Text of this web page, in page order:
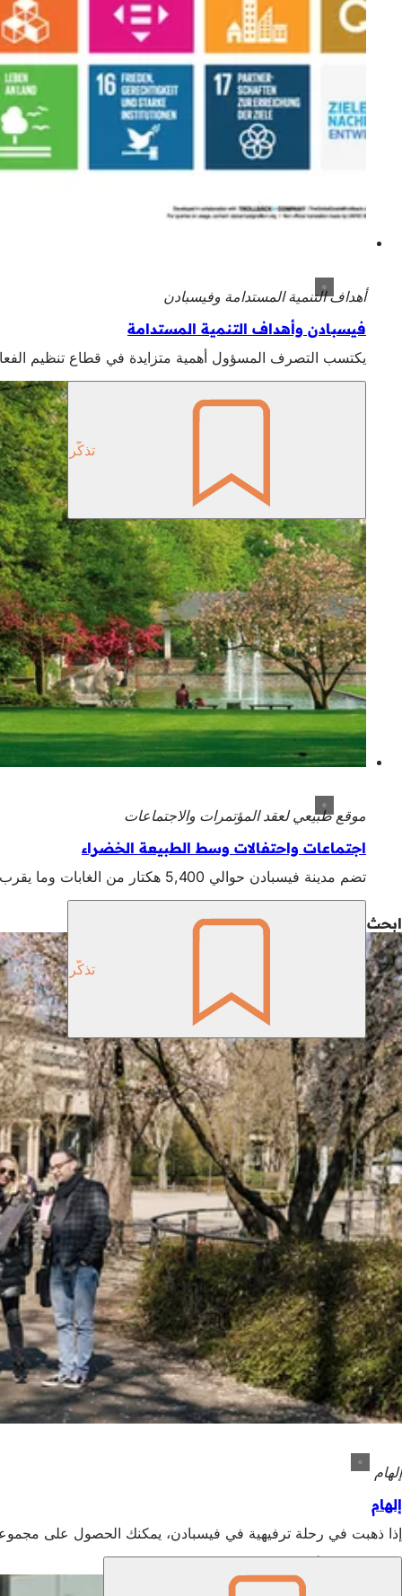
أهداف التنمية المستدامة وفيسبادن
فيسبادن وأهداف التنمية المستدامة
يكتسب التصرف المسؤول أهمية متزايدة في قطاع تنظيم
تذكّر
موقع طبيعي لعقد المؤتمرات والاجتماعات
اجتماعات واحتفالات وسط الطبيعة الخضراء
تضم مدينة فيسبادن حوالي 5,400 هكتار من الغابات وما يقرب من 1,000 هكتار من المساحات الخضراء. ولذلك، يمكن تنظيم الاجتماعات والمناسبات في أحضان الطبيعة في العديد من الأماكن في فيسبادن!
تذكّر
ابحث عن الإلهام في فيسبادن هنا!
إلهام
إلهام
إذا ذهبت في رحلة ترفيهية في فيسبادن، يمكنك الحصول على